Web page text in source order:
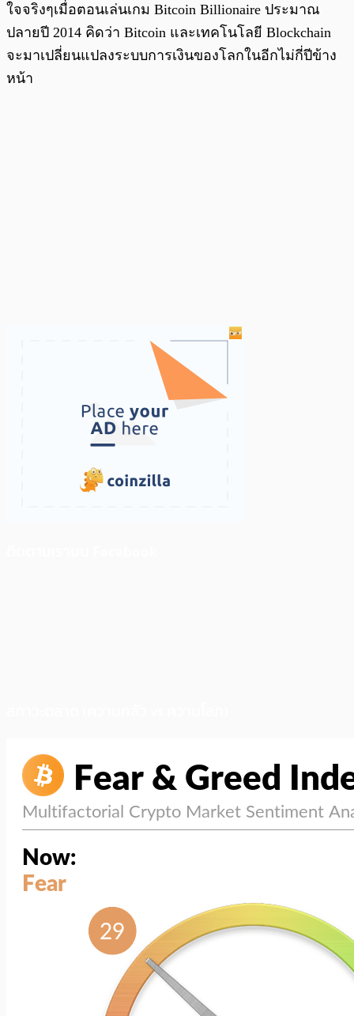
ใจจริงๆเมื่อตอนเล่นเกม Bitcoin Billionaire ประมาณ
ปลายปี 2014 คิดว่า Bitcoin และเทคโนโลยี Blockchain
จะมาเปลี่ยนแปลงระบบการเงินของโลกในอีกไม่กี่ปีข้าง
หน้า